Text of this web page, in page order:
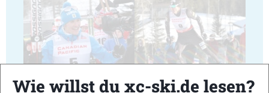
Wie willst du xc-ski.de lesen?